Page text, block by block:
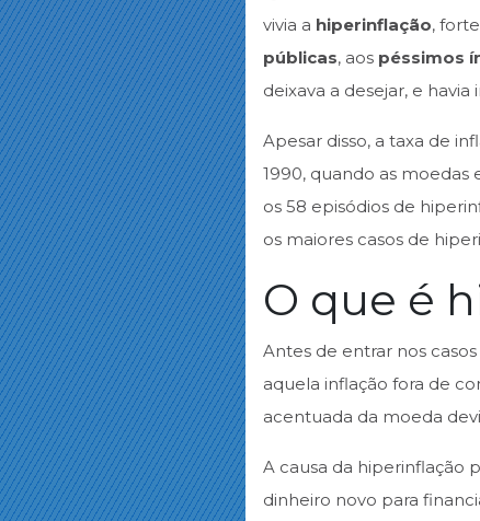
vivia a hiperinflação,
públicas, aos péssimos
deixava a desejar, e
Apesar disso, a taxa de
1990, quando as moedas
os 58 episódios de
os maiores casos de
O que é
Antes de entrar nos
aquela inflação fora de
acentuada da moeda
A causa da hiperinflação
dinheiro novo para